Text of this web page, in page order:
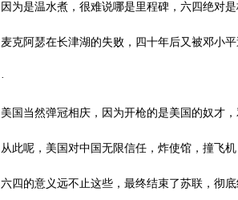
因为是温水煮，很难说哪是里程碑，六四绝对
麦克阿瑟在长津湖的失败，四十年后又被邓小
·
美国当然弹冠相庆，因为开枪的是美国的奴才
从此呢，美国对中国无限信任，炸使馆，撞飞
六四的意义远不止这些，最终结束了苏联，彻